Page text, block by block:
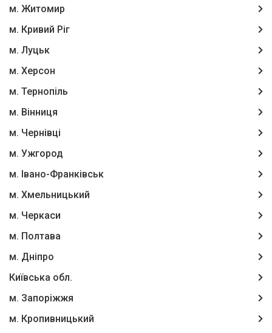
м. Житомир
м. Кривий Ріг
м. Луцьк
м. Херсон
м. Тернопіль
м. Вінниця
м. Чернівці
м. Ужгород
м. Івано-Франківськ
м. Хмельницький
м. Черкаси
м. Полтава
м. Дніпро
Київська обл.
м. Запоріжжя
м. Кропивницький